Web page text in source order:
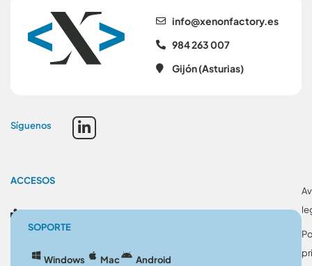
se.yrotcafnonex@ofni
984 263 007
Gijón (Asturias)
Síguenos
ACCESOS
SOPORTE
Windows Mac Android